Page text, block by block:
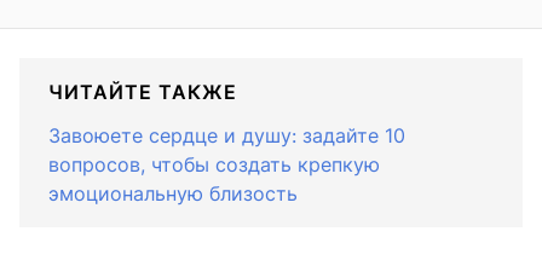
ЧИТАЙТЕ ТАКЖЕ
Завоюете сердце и душу: задайте 10
вопросов, чтобы создать крепкую
эмоциональную близость